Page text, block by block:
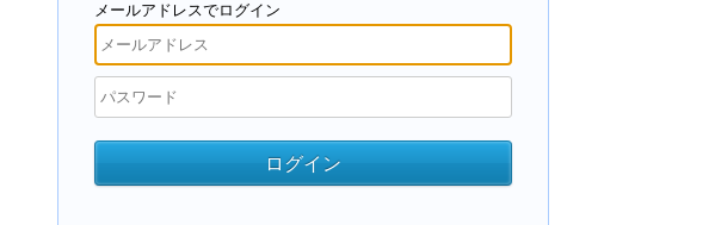
メールアドレスでログイン